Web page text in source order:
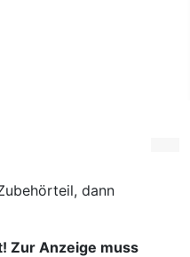
dann
Zur Anzeige muss